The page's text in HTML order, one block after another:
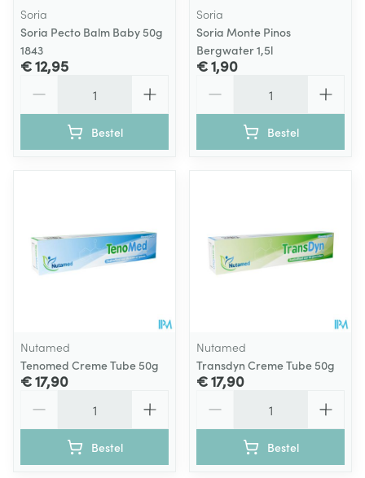
Soria
Soria Pecto Balm Baby 50g
1843
€ 12,95
Bestel
Soria
Soria Monte Pinos
Bergwater 1,5l
€ 1,90
Bestel
Nutamed
Tenomed Creme Tube 50g
€ 17,90
Bestel
Nutamed
Transdyn Creme Tube 50g
€ 17,90
Bestel